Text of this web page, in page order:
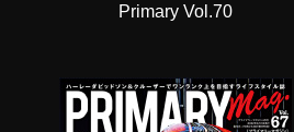
Primary Vol.70